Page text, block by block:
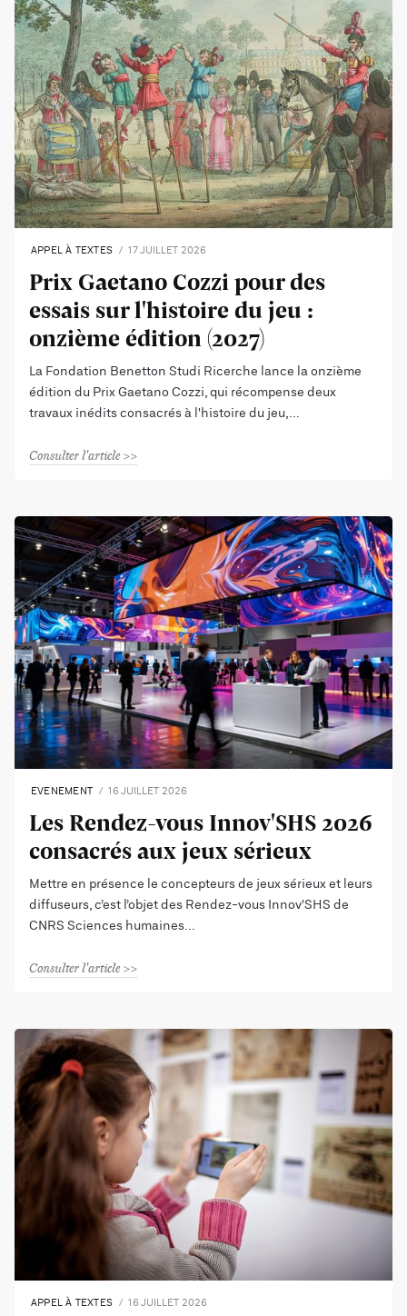
APPEL À TEXTES 17 JUILLET 2026
Prix Gaetano Cozzi pour des
essais sur l'histoire du jeu :
onzième édition (2027)
La Fondation Benetton Studi Ricerche lance la onzième
édition du Prix Gaetano Cozzi, qui récompense deux
travaux inédits consacrés à l'histoire du jeu,
Consulter l'article
EVENEMENT 16 JUILLET 2026
Les Rendez-vous Innov'SHS 2026
consacrés aux jeux sérieux
Mettre en présence le concepteurs de jeux sérieux et leurs
diffuseurs, c’est l’objet des Rendez-vous Innov'SHS de
CNRS Sciences humaines
Consulter l'article
APPEL À TEXTES 16 JUILLET 2026